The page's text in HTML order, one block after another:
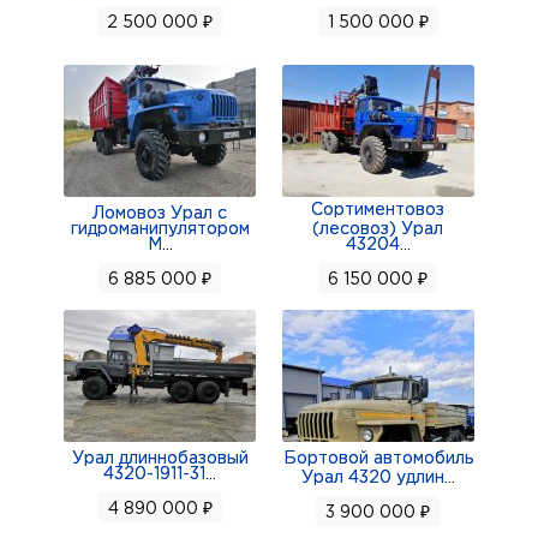
КАБИНА. ПОДКРЫЛКИ и т.д. ВСЕ ВИДНО НА
2 500 000 ₽ 1 500 000 ₽
Ломовоз Урал с
гидроманипулятором
М
6 885 000 ₽
Сортиментовоз
(лесовоз) Урал
43204...
6 150 000 ₽
Урал длиннобазовый
4320-1911-31
4 890 000 ₽
Бортовой автомобиль
Урал 4320 удлин
3 900 000 ₽